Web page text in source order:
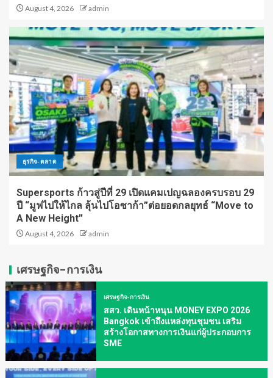
August 4, 2026 admin
ธุรกิจ-ตลาด
Supersports ก้าวสู่ปีที่ 29 เปิดแคมเปญฉลองครบรอบ 29
ปี “มูฟไปให้ไกล ลุ้นไปโอซาก้า”ต่อยอดกลยุทธ์ “Move to
A New Height”
August 4, 2026 admin
เศรษฐกิจ-การเงิน
เศรษฐกิจ-การเงิน
สสว. เดินหน้าหนุน MONEY EXPO 2026
Bangkok เข้าถึงแหล่งทุนชุมชน เสริม
สร้างโอกาสทางการเงินแก่ผู้ประกอบการ
SME